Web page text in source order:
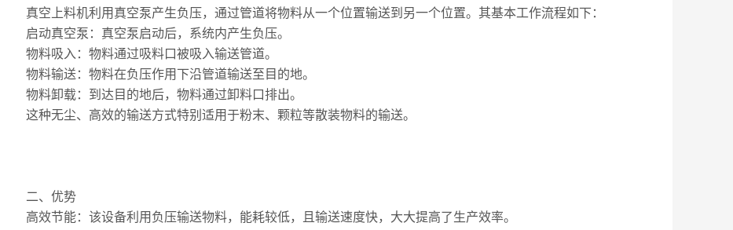
真空上料机利用真空泵产生负压，通过管道将物料从一个位置输送到另一个位置。其基本工作流程如下：
启动真空泵：真空泵启动后，系统内产生负压。
物料吸入：物料通过吸料口被吸入输送管道。
物料输送：物料在负压作用下沿管道输送至目的地。
物料卸载：到达目的地后，物料通过卸料口排出。
这种无尘、高效的输送方式特别适用于粉末、颗粒等散装物料的输送。
二、优势
高效节能：该设备利用负压输送物料，能耗较低，且输送速度快，大大提高了生产效率。